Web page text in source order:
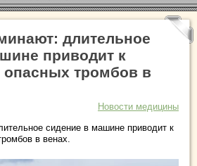
длительное
приводит к
тромбов в
Новости медицины
сидение в машине приводит к
в венах.